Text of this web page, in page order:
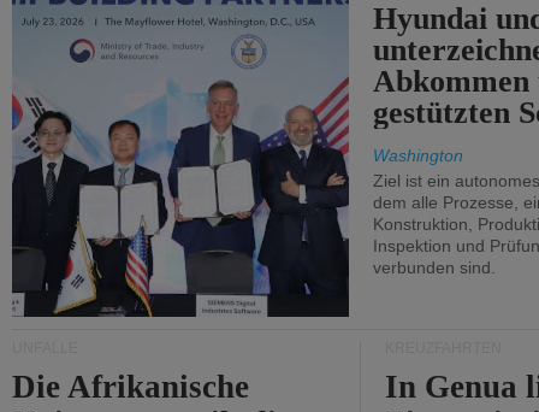
Hyundai
gestützten
Washington
Ziel ist ein
dem alle Prozesse,
Konstruktion,
Inspektion und
verbunden sind.
Die Afrikanische
In Genua